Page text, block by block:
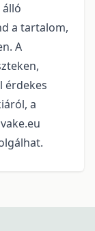
a tartalom,
A
érdekes
a